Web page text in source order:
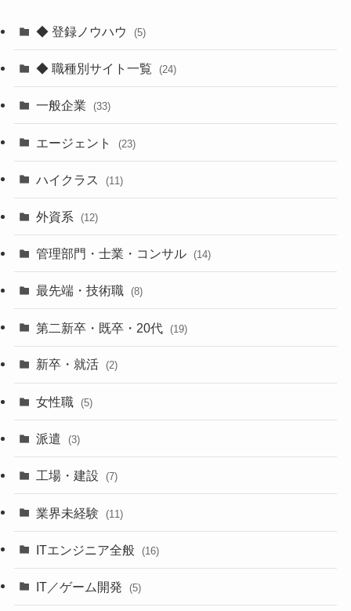
◆ 登録ノウハウ (5)
◆ 職種別サイト一覧 (24)
一般企業 (33)
エージェント (23)
ハイクラス (11)
外資系 (12)
管理部門・士業・コンサル (14)
最先端・技術職 (8)
第二新卒・既卒・20代 (19)
新卒・就活 (2)
女性職 (5)
派遣 (3)
工場・建設 (7)
業界未経験 (11)
ITエンジニア全般 (16)
IT／ゲーム開発 (5)